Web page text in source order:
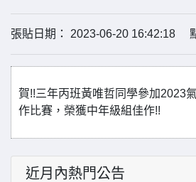
張貼日期： 2023-06-20 16:42:18
賀!!三年丙班黃唯哲同學參加2023
作比賽，榮獲中年級組佳作!!
近月內熱門公告